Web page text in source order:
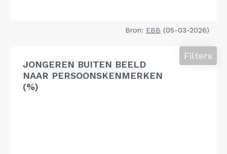
Bron: EBB (05-03-2026)
JONGEREN BUITEN BEELD
NAAR PERSOONSKENMERKEN
(%)
Filters